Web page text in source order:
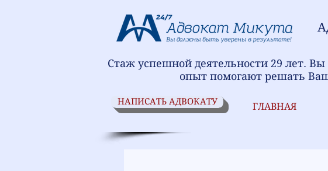
Стаж успешной деятельности 29 лет.
опыт помогают решать
НАПИСАТЬ АДВОКАТУ ГЛАВНАЯ